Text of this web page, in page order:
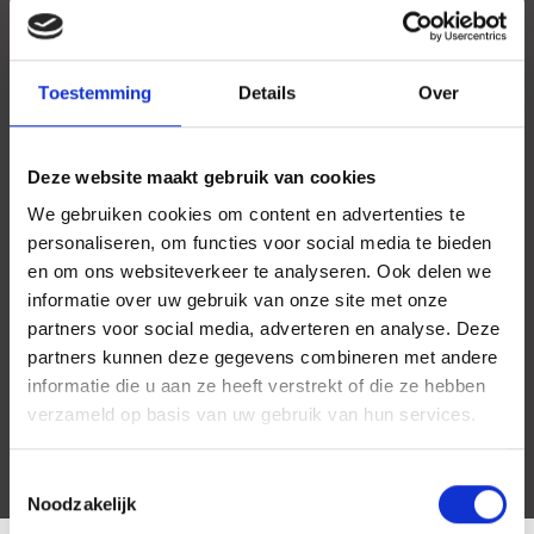
Toestemming Details Over
Deze website maakt gebruik van cookies
We gebruiken cookies om content en advertenties te
personaliseren, om functies voor social media te bieden
en om ons websiteverkeer te analyseren. Ook delen we
informatie over uw gebruik van onze site met onze
partners voor social media, adverteren en analyse. Deze
partners kunnen deze gegevens combineren met andere
informatie die u aan ze heeft verstrekt of die ze hebben
verzameld op basis van uw gebruik van hun services.
Noodzakelijk